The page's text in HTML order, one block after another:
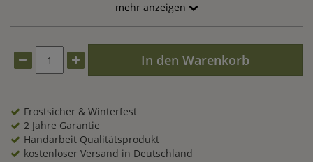
verfärben. Teakholzöl oder Schellack machen die Skulptur
unempfindlicher gegenüber der Witterungseinflüsse und
mehr anzeigen
In den Warenkorb
Frostsicher & Winterfest
2 Jahre Garantie
Handarbeit Qualitätsprodukt
kostenloser Versand in Deutschland